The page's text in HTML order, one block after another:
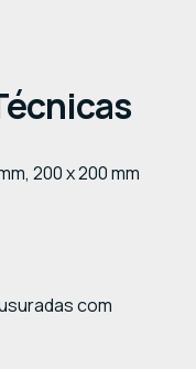
200 x 200 mm
com